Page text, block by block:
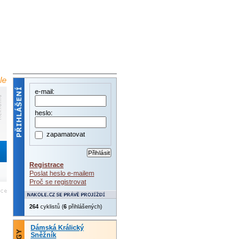
e-mail:
heslo:
zapamatovat
Registrace
Poslat heslo e-mailem
Proč se registrovat
264 cyklistů (6 přihlášených)
Dámská Králický
Sněžník